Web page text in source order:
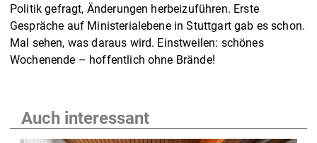
Politik gefragt, Änderungen herbeizuführen. Erste
Gespräche auf Ministerialebene in Stuttgart gab es schon.
Mal sehen, was daraus wird. Einstweilen: schönes
Wochenende – hoffentlich ohne Brände!
Auch interessant